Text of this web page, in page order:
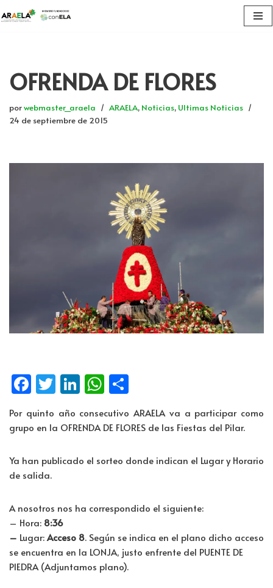
OFRENDA DE FLORES
porwebmaster_araela ARAELA, Noticias, Ultimas Noticias
24 de septiembre de 2015
Fa
ce
b
o
k
T
wi
tt
Li
k
dI
W
h
at
A
p
o
m
ar
Por quinto año consecutivo ARAELA va a participar como
grupo en la OFRENDA DE FLORES de las Fiestas del Pilar.
Ya han publicado el sorteo donde indican el Lugar y Horario
de salida.
A nosotros nos ha correspondido el siguiente:
– Hora: 8:36
– Lugar:Acceso 8. Según se indica en el plano dicho acceso
se encuentra en la LONJA, justo enfrente del PUENTE DE
PIEDRA (Adjuntamos plano).